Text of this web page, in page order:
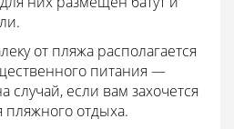
от пляжа располагается
питания —
случай, если вам захочется
пляжного отдыха.